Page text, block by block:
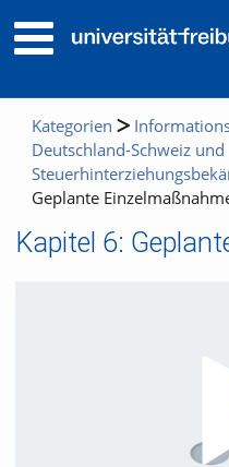
Kategorien
Deutschland-Schweiz und
Geplante